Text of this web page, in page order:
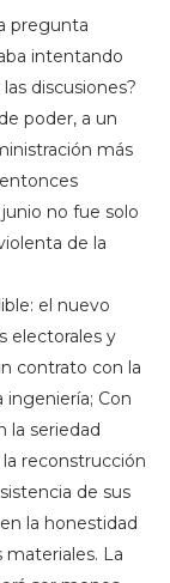
pregunta
intentando
discusiones?
poder, a un
más
no fue solo
de la
el nuevo
electorales y
contrato con la
ingeniería; Con
la seriedad
reconstrucción
de sus
la honestidad
materiales. La